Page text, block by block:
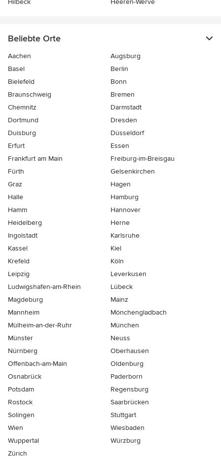
Beliebte Orte
Aachen
Augsburg
Basel
Berlin
Bielefeld
Bonn
Braunschweig
Bremen
Chemnitz
Darmstadt
Dortmund
Dresden
Duisburg
Düsseldorf
Erfurt
Essen
Frankfurt am Main
Freiburg-im-Breisgau
Fürth
Gelsenkirchen
Graz
Hagen
Halle
Hamburg
Hamm
Hannover
Heidelberg
Herne
Ingolstadt
Karlsruhe
Kassel
Kiel
Krefeld
Köln
Leipzig
Leverkusen
Ludwigshafen-am-Rhein
Lübeck
Magdeburg
Mainz
Mannheim
Mönchen­gladbach
Mülheim-an-der-Ruhr
München
Münster
Neuss
Nürnberg
Oberhausen
Offenbach-am-Main
Oldenburg
Osnabrück
Paderborn
Potsdam
Regensburg
Rostock
Saarbrücken
Solingen
Stuttgart
Wien
Wiesbaden
Wuppertal
Würzburg
Zürich